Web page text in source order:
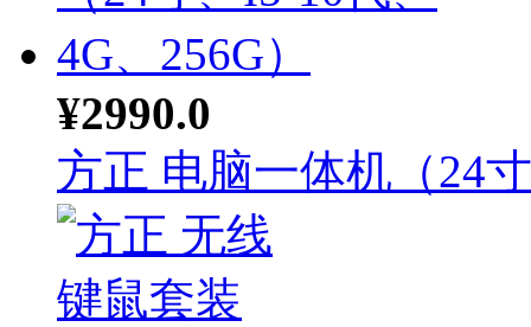
¥2990.0
方正 电脑一体机（24